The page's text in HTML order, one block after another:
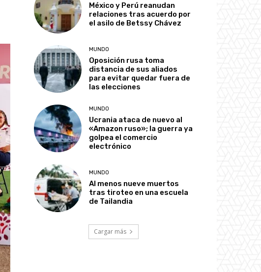
México y Perú reanudan
relaciones tras acuerdo por
el asilo de Betssy Chávez
MUNDO
Oposición rusa toma
distancia de sus aliados
para evitar quedar fuera de
las elecciones
MUNDO
Ucrania ataca de nuevo al
«Amazon ruso»; la guerra ya
golpea el comercio
electrónico
MUNDO
Al menos nueve muertos
tras tiroteo en una escuela
de Tailandia
Cargar más